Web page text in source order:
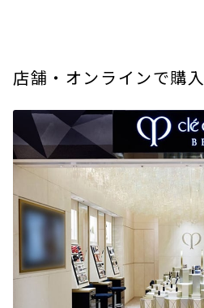
店舗・オンラインで購入